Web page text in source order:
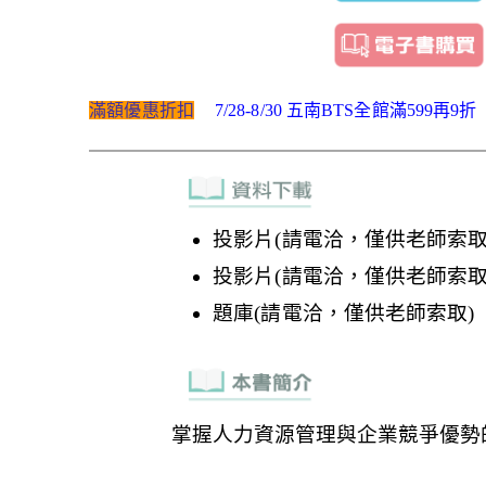
滿額優惠折扣 7/28-8/30 五南BTS全館滿599再9折
投影片(請電洽，僅供老師索
投影片(請電洽，僅供老師索
題庫(請電洽，僅供老師索取)